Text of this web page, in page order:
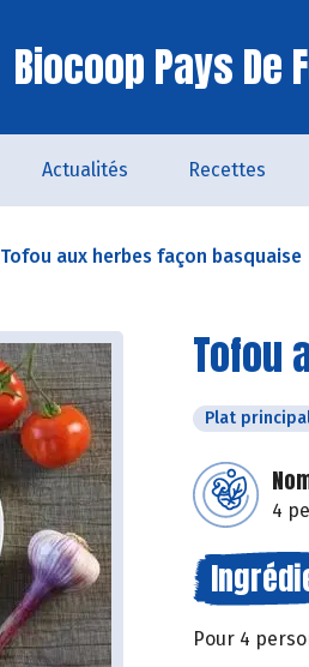
Biocoop Pays De
Actualités Recettes
Tofou aux herbes façon basquaise
Tofou
Plat
4
Pour 4